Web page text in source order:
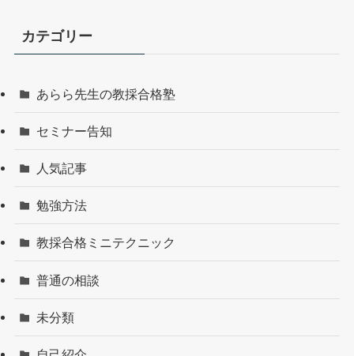
カテゴリー
あらら先生の教採合格塾
セミナー告知
人気記事
勉強方法
教採合格ミニテクニック
普通の相談
未分類